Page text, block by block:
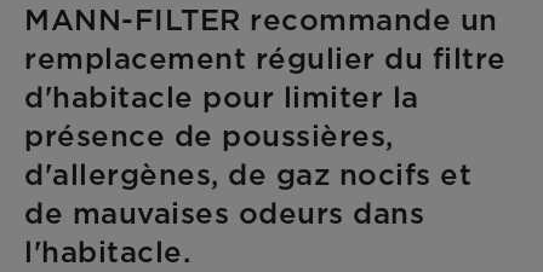
MANN-FILTER recommande un
remplacement régulier du filtre
d'habitacle pour limiter la
présence de poussières,
d'allergènes, de gaz nocifs et
de mauvaises odeurs dans
l'habitacle.